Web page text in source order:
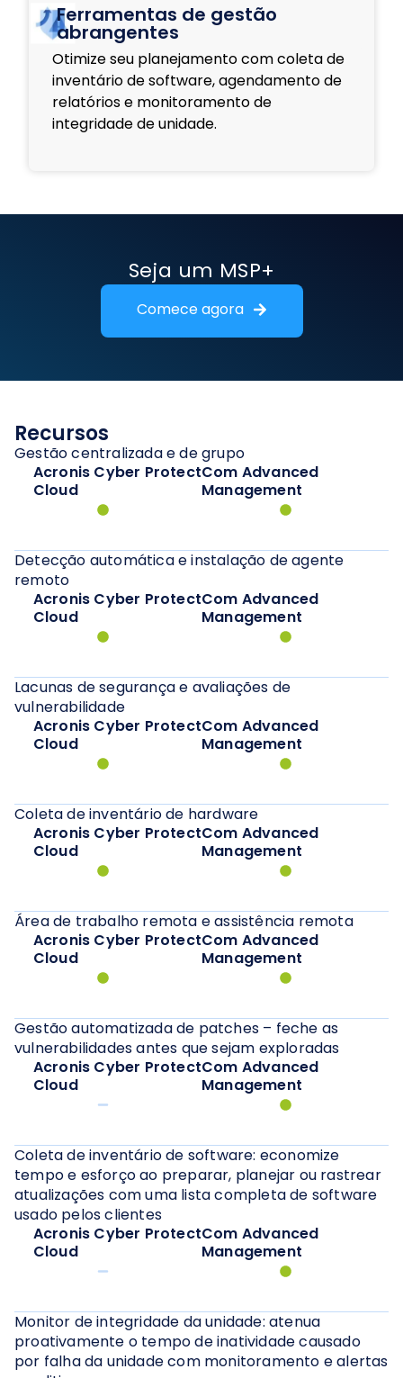
Ferramentas de gestão
abrangentes
Otimize seu planejamento com coleta de
inventário de software, agendamento de
relatórios e monitoramento de
integridade de unidade.
Seja um MSP+
Comece agora
Recursos
Gestão centralizada e de grupo
Acronis Cyber Protect
Cloud
Com Advanced
Management
Detecção automática e instalação de agente
remoto
Acronis Cyber Protect
Cloud
Com Advanced
Management
Lacunas de segurança e avaliações de
vulnerabilidade
Acronis Cyber Protect
Cloud
Com Advanced
Management
Coleta de inventário de hardware
Acronis Cyber Protect
Cloud
Com Advanced
Management
Área de trabalho remota e assistência remota
Acronis Cyber Protect
Cloud
Com Advanced
Management
Gestão automatizada de patches – feche as
vulnerabilidades antes que sejam exploradas
Acronis Cyber Protect
Cloud
Com Advanced
Management
Coleta de inventário de software: economize
tempo e esforço ao preparar, planejar ou rastrear
atualizações com uma lista completa de software
usado pelos clientes
Acronis Cyber Protect
Cloud
Com Advanced
Management
Monitor de integridade da unidade: atenua
proativamente o tempo de inatividade causado
por falha da unidade com monitoramento e alertas